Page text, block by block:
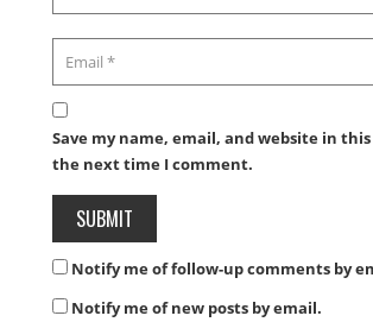
Save my name, email, and website in
the next time I comment.
Notify me of follow-up comments by
Notify me of new posts by email.